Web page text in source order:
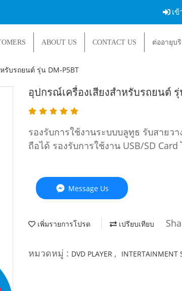
เข้
ABOUT US CONTACT US ต่ออายุบ
รับรถยนต์ รุ่น DM-P5BT
อุปกรณ์เครื่องเสียงสำหรับรถยนต์ รุ่
รองรับการใช้งานระบบบลูทูธ รับสายว
ถือได้ รองรับการใช้งาน USB/SD Card
Message Us
เพิ่มรายการโปรด เปรียบเทียบ
หมวดหมู่ : DVD PLAYER , INTERTAINMENT